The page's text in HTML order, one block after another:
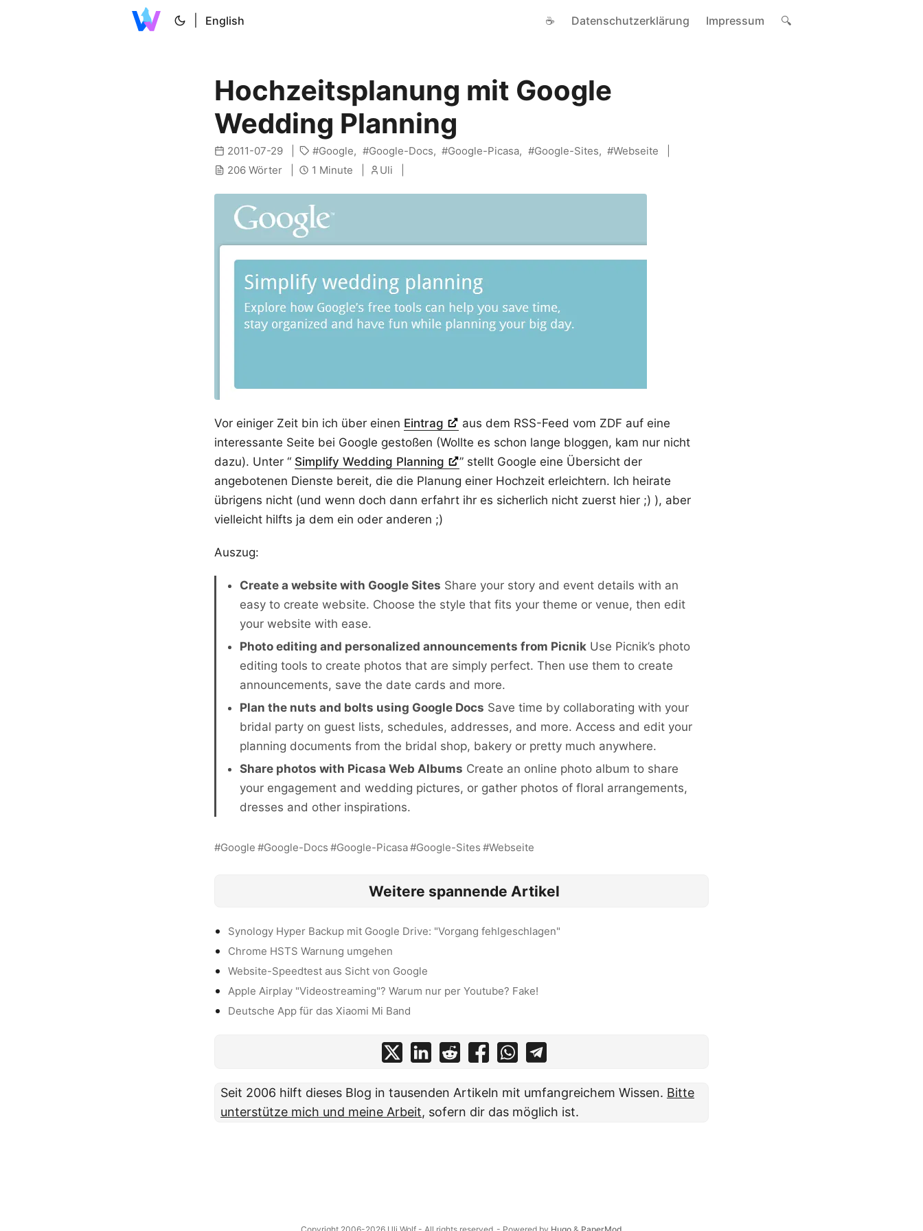
English ☕ Datenschutzerklärung Impressum 🔍
Hochzeitsplanung mit Google
Wedding Planning
2011-07-29 Google Google-Docs Google-Picasa Google-Sites
Webseite
206 Wörter
1 Minute Uli
Vor einiger Zeit bin ich über einen Eintrag
aus dem RSS-Feed vom ZDF auf eine
interessante Seite bei Google gestoßen (Wollte es schon lange bloggen, kam nur nicht
dazu). Unter “ Simplify Wedding Planning
” stellt Google eine Übersicht der
angebotenen Dienste bereit, die die Planung einer Hochzeit erleichtern. Ich heirate
übrigens nicht (und wenn doch dann erfahrt ihr es sicherlich nicht zuerst hier ;) ), aber
vielleicht hilfts ja dem ein oder anderen ;)
Auszug:
Create a website with Google Sites Share your story and event details with an
easy to create website. Choose the style that fits your theme or venue, then edit
your website with ease.
Photo editing and personalized announcements from Picnik Use Picnik’s photo
editing tools to create photos that are simply perfect. Then use them to create
announcements, save the date cards and more.
Plan the nuts and bolts using Google Docs Save time by collaborating with your
bridal party on guest lists, schedules, addresses, and more. Access and edit your
planning documents from the bridal shop, bakery or pretty much anywhere.
Share photos with Picasa Web Albums Create an online photo album to share
your engagement and wedding pictures, or gather photos of floral arrangements,
dresses and other inspirations.
Google Google-Docs Google-Picasa Google-Sites Webseite
Weitere spannende Artikel
Synology Hyper Backup mit Google Drive: "Vorgang fehlgeschlagen"
Chrome HSTS Warnung umgehen
Website-Speedtest aus Sicht von Google
Apple Airplay "Videostreaming"? Warum nur per Youtube? Fake!
Deutsche App für das Xiaomi Mi Band
Seit 2006 hilft dieses Blog in tausenden Artikeln mit umfangreichem Wissen. Bitte
unterstütze mich und meine Arbeit, sofern dir das möglich ist.